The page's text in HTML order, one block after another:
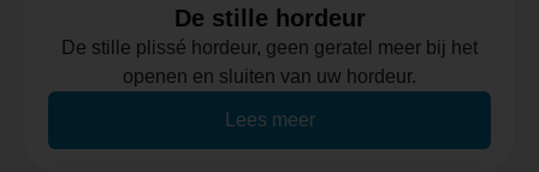
De stille hordeur
De stille plissé hordeur, geen geratel meer bij het
openen en sluiten van uw hordeur.
Lees meer